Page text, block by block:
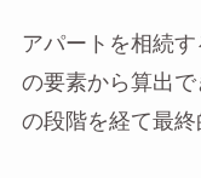
アパートを相続
の要素から算出
の段階を経て最終